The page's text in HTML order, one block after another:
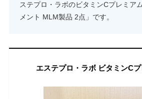
ステプロ・ラボのビタミンCプレミア
メント MLM製品 2点」です。
エステプロ・ラボ ビタミンC